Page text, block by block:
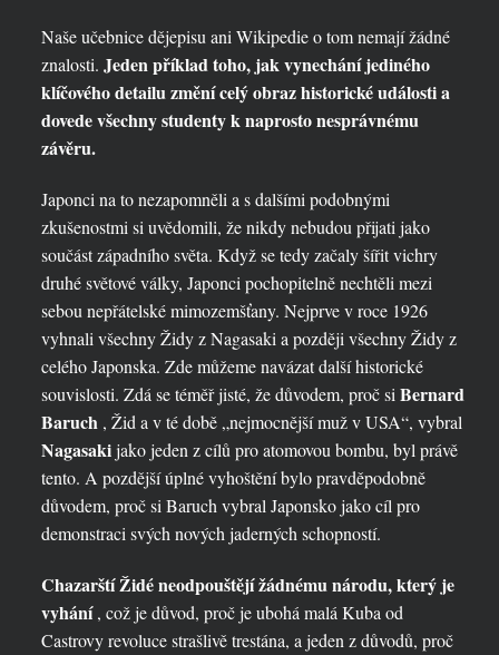
Naše učebnice dějepisu ani Wikipedie o tom nemají žádné
znalosti. Jeden příklad toho, jak vynechání jediného
klíčového detailu změní celý obraz historické události a
dovede všechny studenty k naprosto nesprávnému
závěru.
Japonci na to nezapomněli a s dalšími podobnými
zkušenostmi si uvědomili, že nikdy nebudou přijati jako
součást západního světa. Když se tedy začaly šířit vichry
druhé světové války, Japonci pochopitelně nechtěli mezi
sebou nepřátelské mimozemšťany. Nejprve v roce 1926
vyhnali všechny Židy z Nagasaki a později všechny Židy z
celého Japonska. Zde můžeme navázat další historické
souvislosti. Zdá se téměř jisté, že důvodem, proč siBernard
Baruch, Žid a v té době „nejmocnější muž v USA“, vybral
Nagasakijako jeden z cílů pro atomovou bombu, byl právě
tento. A pozdější úplné vyhoštění bylo pravděpodobně
důvodem, proč si Baruch vybral Japonsko jako cíl pro
demonstraci svých nových jaderných schopností.
Chazarští Židé neodpouštějí žádnému národu, který je
vyhání, což je důvod, proč je ubohá malá Kuba od
Castrovy revoluce strašlivě trestána, a jeden z důvodů, proč